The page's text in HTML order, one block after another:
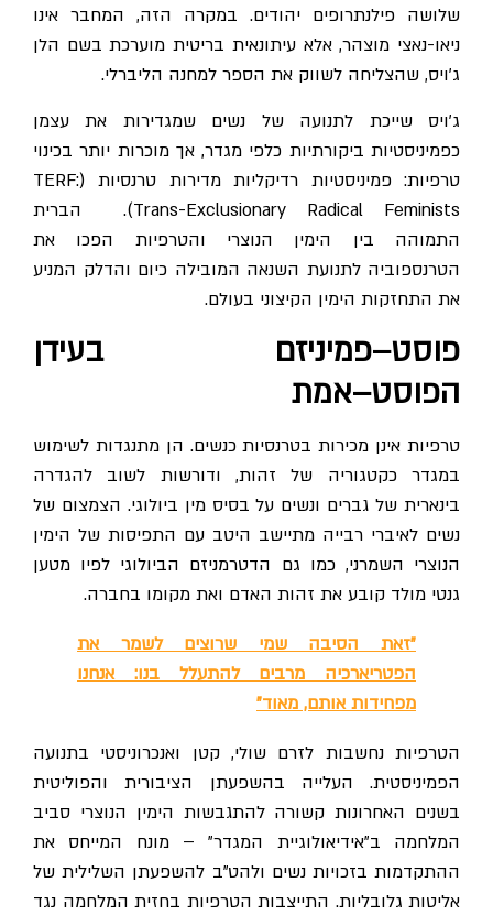
שלושה פילנתרופים יהודים. במקרה הזה, המחבר אינו
ניאו-נאצי מוצהר, אלא עיתונאית בריטית מוערכת בשם הלן
ג'ויס, שהצליחה לשווק את הספר למחנה הליברלי.
ג׳ויס שייכת לתנועה של נשים שמגדירות את עצמן
כפמיניסטיות ביקורתיות כלפי מגדר, אך מוכרות יותר בכינוי
טרפיות: פמיניסטיות רדיקליות מדירות טרנסיות (TERF:
Trans-Exclusionary Radical Feminists). הברית
התמוהה בין הימין הנוצרי והטרפיות הפכו את
הטרנספוביה לתנועת השנאה המובילה כיום והדלק המניע
את התחזקות הימין הקיצוני בעולם.
פוסט–פמיניזם בעידן
הפוסט–אמת
טרפיות אינן מכירות בטרנסיות כנשים. הן מתנגדות לשימוש
במגדר כקטגוריה של זהות, ודורשות לשוב להגדרה
בינארית של גברים ונשים על בסיס מין ביולוגי. הצמצום של
נשים לאיברי רבייה מתיישב היטב עם התפיסות של הימין
הנוצרי השמרני, כמו גם הדטרמניזם הביולוגי לפיו מטען
גנטי מולד קובע את זהות האדם ואת מקומו בחברה.
"זאת הסיבה שמי שרוצים לשמר את
הפטריארכיה מרבים להתעלל בנו: אנחנו
מפחידות אותם, מאוד"
הטרפיות נחשבות לזרם שולי, קטן ואנכרוניסטי בתנועה
הפמיניסטית. העלייה בהשפעתן הציבורית והפוליטית
בשנים האחרונות קשורה להתגבשות הימין הנוצרי סביב
המלחמה ב"אידיאולוגיית המגדר" – מונח המייחס את
ההתקדמות בזכויות נשים ולהט"ב להשפעתן השלילית של
אליטות גלובליות. התייצבות הטרפיות בחזית המלחמה נגד